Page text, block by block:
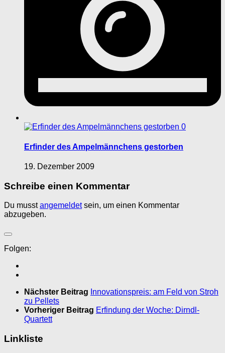
0
Erfinder des Ampelmännchens gestorben
19. Dezember 2009
Schreibe einen Kommentar
Du musstangemeldetsein, um einen Kommentar
abzugeben.
Folgen:
Nächster Beitrag Innovationspreis: am Feld von Stroh
zu Pellets
Vorheriger Beitrag Erfindung der Woche: Dirndl-
Quartett
Linkliste